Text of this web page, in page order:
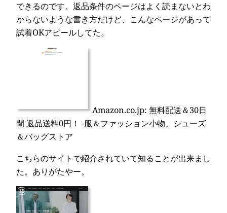
できるのです。返品条件のページはよく読まないとわ
からないような書き方だけど、こんなページがあって
試着OKアピールしてた。
Amazon.co.jp: 無料配送＆30日
間 返品送料0円！ -服＆ファッション小物、シューズ
＆バッグストア
こちらのサイトで紹介されていて知ることが出来まし
た。ありがたやー。